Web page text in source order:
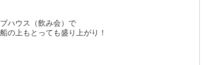
ハウス（飲み会）で
の上もとっても盛り上がり！